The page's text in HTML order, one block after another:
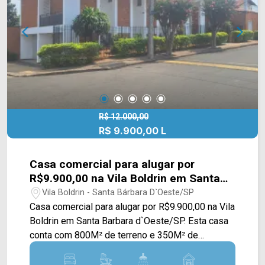
R$ 12.000,00
R$ 9.900,00 L
Casa comercial para alugar por
R$9.900,00 na Vila Boldrin em Santa
Barbara d`Oeste/SP
Vila Boldrin - Santa Bárbara D`Oeste/SP
Casa comercial para alugar por R$9.900,00 na Vila
Boldrin em Santa Barbara d`Oeste/SP. Esta casa
conta com 800M² de terreno e 350M² de
construção, possuindo ampla sala de estar e de